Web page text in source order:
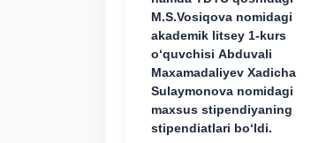
M.S.Vosiqova nomidagi
akademik litsey 1-kurs
o‘quvchisi Abduvali
Maxamadaliyev Xadicha
Sulaymonova nomidagi
maxsus stipendiyaning
stipendiatlari bo‘ldi.